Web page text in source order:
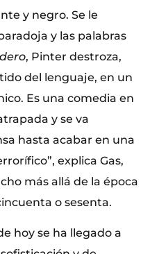
y negro. Se le
y las palabras
, Pinter destroza,
del lenguaje, en un
Es una comedia en
y se va
hasta acabar en una
explica Gas,
más allá de la época
o sesenta.
hoy se ha llegado a